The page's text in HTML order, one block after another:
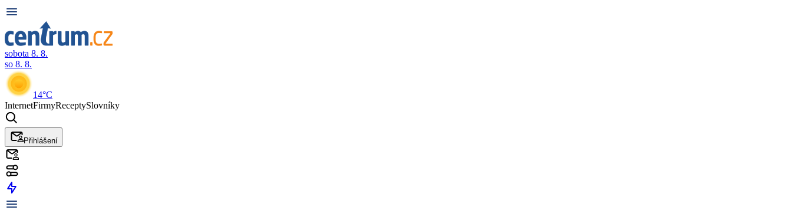
sobota 8. 8.
so 8. 8.
14°C
InternetFirmyReceptySlovníky
Přihlášení